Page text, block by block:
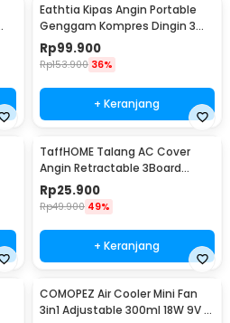
Eathtia Kipas Angin Portable
Genggam Kompres Dingin 3
Speed 2200mAh - WX-622
Rp99.900
Rp153.900 36%
+ Keranjang
TaffHOME Talang AC Cover
Angin Retractable 3Board
Windshield Deflector - HZ74
Rp25.900
Rp49.900 49%
+ Keranjang
COMOPEZ Air Cooler Mini Fan
3in1 Adjustable 300ml 18W 9V -